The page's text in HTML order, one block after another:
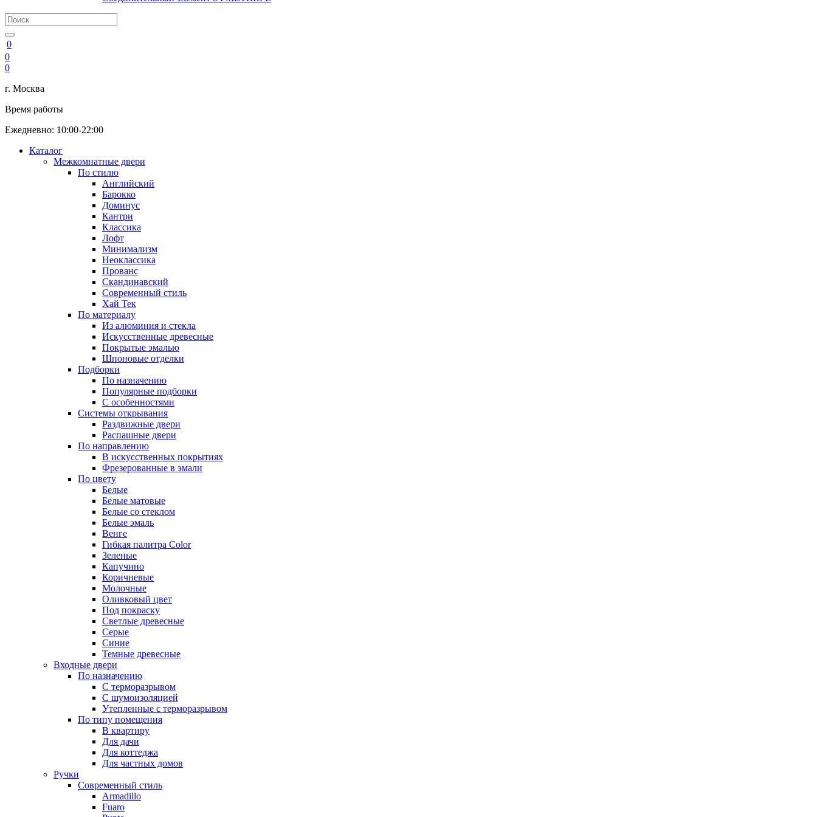
0
0
0
г. Москва
Время работы
Ежедневно: 10:00-22:00
Каталог
Межкомнатные двери
По стилю
Английский
Барокко
Доминус
Кантри
Классика
Лофт
Минимализм
Неоклассика
Прованс
Скандинавский
Современный стиль
Хай Тек
По материалу
Из алюминия и стекла
Искусственные древесные
Покрытые эмалью
Шпоновые отделки
Подборки
По назначению
Популярные подборки
С особенностями
Системы открывания
Раздвижные двери
Распашные двери
По направлению
В искусственных покрытиях
Фрезерованные в эмали
По цвету
Белые
Белые матовые
Белые со стеклом
Белые эмаль
Венге
Гибкая палитра Color
Зеленые
Капучино
Коричневые
Молочные
Оливковый цвет
Под покраску
Светлые древесные
Серые
Синие
Темные древесные
Входные двери
По назначению
С терморазрывом
С шумоизоляцией
Утепленные с терморазрывом
По типу помещения
В квартиру
Для дачи
Для коттеджа
Для частных домов
Ручки
Современный стиль
Armadillo
Fuaro